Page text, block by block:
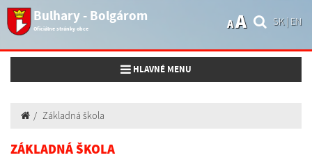
Bulhary - Bolgárom
Oficiálne stránky obce
SK| EN
AA
Toggle navigation
HLAVNÉ MENU
Základná škola
ZÁKLADNÁ ŠKOLA